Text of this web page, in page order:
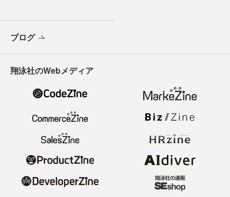
ブログ
翔泳社のWebメディア